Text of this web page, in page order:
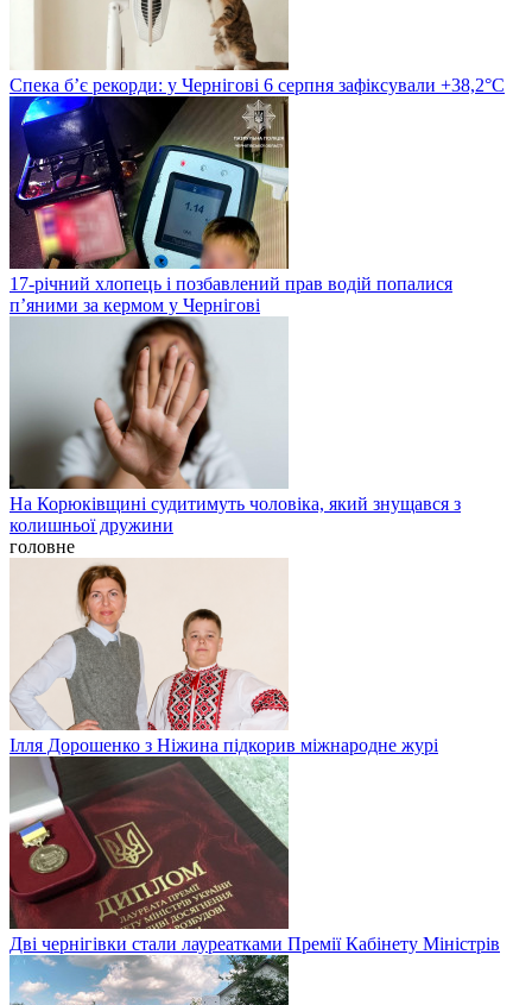
Спека б’є рекорди: у Чернігові 6 серпня зафіксували +38,2°С
17-річний хлопець і позбавлений прав водій попалися
п’яними за кермом у Чернігові
На Корюківщині судитимуть чоловіка, який знущався з
колишньої дружини
головне
Ілля Дорошенко з Ніжина підкорив міжнародне журі
Дві чернігівки стали лауреатками Премії Кабінету Міністрів